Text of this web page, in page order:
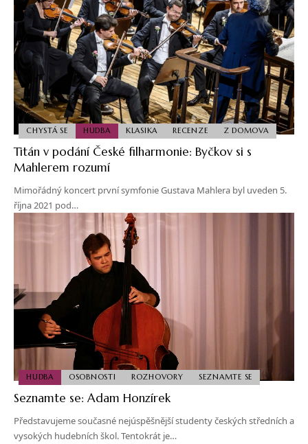
CHYSTÁ SE HUDBA KLASIKA RECENZE Z DOMOVA
Titán v podání České filharmonie: Byčkov si s
Mahlerem rozumí
Mimořádný koncert první symfonie Gustava Mahlera byl uveden 5.
října 2021 pod…
HUDBA OSOBNOSTI ROZHOVORY SEZNAMTE SE
Seznamte se: Adam Honzírek
Představujeme současné nejúspěšnější studenty českých středních a
vysokých hudebních škol. Tentokrát je…